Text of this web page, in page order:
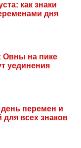
как знаки
дня
Овны на пике
уединения
день перемен и
всех знаков